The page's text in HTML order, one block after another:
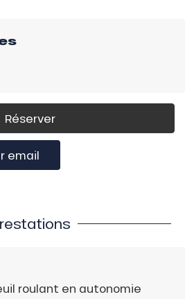
Réserver
email
roulant en autonomie